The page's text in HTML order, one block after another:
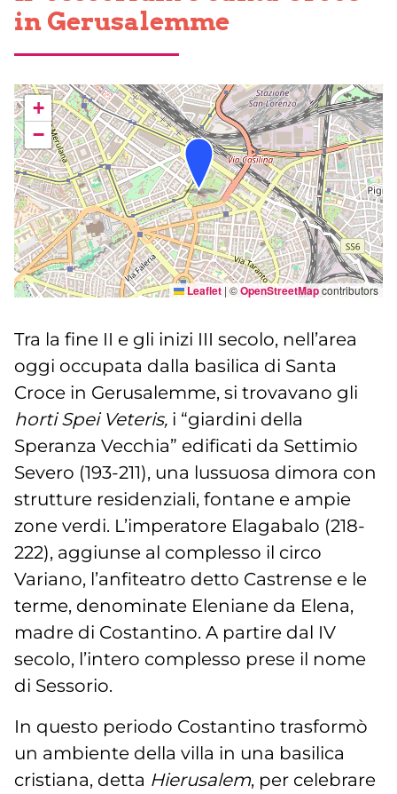
in Gerusalemme
+
−
Leaflet | ©OpenStreetMapcontributors
Tra la fine II e gli inizi III secolo, nell’area
oggi occupata dalla basilica di Santa
Croce in Gerusalemme, si trovavano gli
horti Spei Veteris, i “giardini della
Speranza Vecchia” edificati da Settimio
Severo (193-211), una lussuosa dimora con
strutture residenziali, fontane e ampie
zone verdi. L’imperatore Elagabalo (218-
222), aggiunse al complesso il circo
Variano, l’anfiteatro detto Castrense e le
terme, denominate Eleniane da Elena,
madre di Costantino. A partire dal IV
secolo, l’intero complesso prese il nome
di Sessorio.
In questo periodo Costantino trasformò
un ambiente della villa in una basilica
cristiana, detta Hierusalem, per celebrare